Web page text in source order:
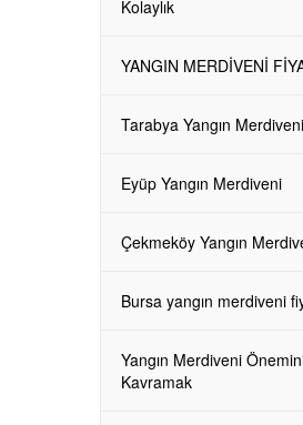
Kolaylık
YANGIN MERDİVENİ
Tarabya Yangın Merdiveni
Eyüp Yangın Merdiveni
Çekmeköy Yangın
Bursa yangın merdiveni
Yangın Merdiveni
Kavramak